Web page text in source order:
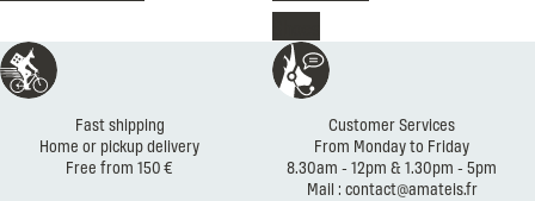
Reassurances
Fast shipping
Home or pickup delivery
Free from 150 €
Customer Services
From Monday to Friday
8.30am - 12pm & 1.30pm - 5pm
Mail : contact@amateis.fr